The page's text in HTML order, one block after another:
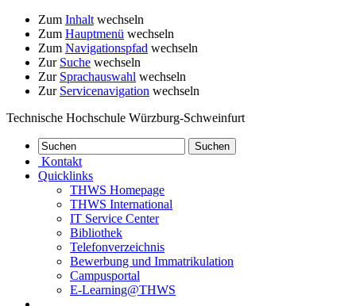
Zum Inhalt wechseln
Zum Hauptmenü wechseln
Zum Navigationspfad wechseln
Zur Suche wechseln
Zur Sprachauswahl wechseln
Zur Servicenavigation wechseln
Technische Hochschule Würzburg-Schweinfurt
Kontakt
Quicklinks
THWS Homepage
THWS International
IT Service Center
Bibliothek
Telefonverzeichnis
Bewerbung und Immatrikulation
Campusportal
E-Learning@THWS